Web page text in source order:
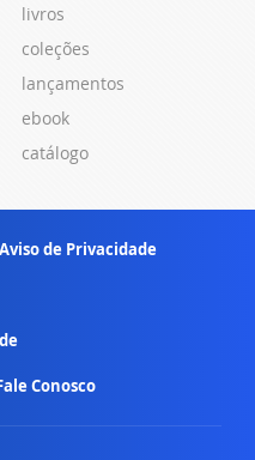
livros
coleções
lançamentos
ebook
catálogo
Aviso de Privacidade
Conosco